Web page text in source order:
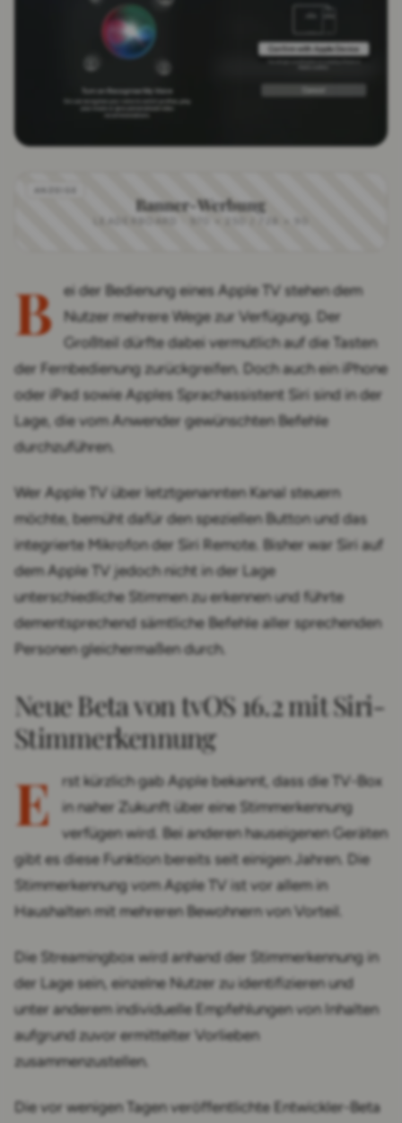
Banner-Werbung
B ei der Bedienung eines Apple TV stehen dem
Nutzer mehrere Wege zur Verfügung. Der
Großteil dürfte dabei vermutlich auf die Tasten
der Fernbedienung zurückgreifen. Doch auch ein iPhone
oder iPad sowie Apples Sprachassistent Siri sind in der
Lage, die vom Anwender gewünschten Befehle
durchzuführen.
Wer Apple TV über letztgenannten Kanal steuern
möchte, bemüht dafür den speziellen Button und das
integrierte Mikrofon der Siri Remote. Bisher war Siri auf
dem Apple TV jedoch nicht in der Lage
unterschiedliche Stimmen zu erkennen und führte
dementsprechend sämtliche Befehle aller sprechenden
Personen gleichermaßen durch.
Neue Beta von tvOS 16.2 mit Siri-
Stimmerkennung
E
rst kürzlich gab Apple bekannt, dass die TV-Box
in naher Zukunft über eine Stimmerkennung
verfügen wird. Bei anderen hauseigenen Geräten
gibt es diese Funktion bereits seit einigen Jahren. Die
Stimmerkennung vom Apple TV ist vor allem in
Haushalten mit mehreren Bewohnern von Vorteil.
Die Streamingbox wird anhand der Stimmerkennung in
der Lage sein, einzelne Nutzer zu identifizieren und
unter anderem individuelle Empfehlungen von Inhalten
aufgrund zuvor ermittelter Vorlieben
zusammenzustellen.
Die vor wenigen Tagen veröffentlichte Entwickler-Beta